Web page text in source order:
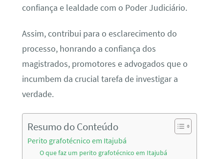
confiança e lealdade com o Poder Judiciário.
Assim, contribui para o esclarecimento do
processo, honrando a confiança dos
magistrados, promotores e advogados que o
incumbem da crucial tarefa de investigar a
verdade.
Resumo do Conteúdo
Perito grafotécnico em Itajubá
O que faz um perito grafotécnico em Itajubá